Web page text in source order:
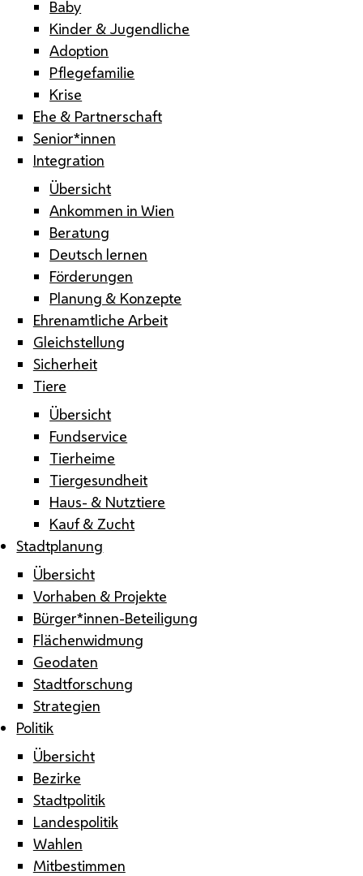
Baby
Kinder & Jugendliche
Adoption
Pflegefamilie
Krise
Ehe & Partnerschaft
Senior*innen
Integration
Übersicht
Ankommen in Wien
Beratung
Deutsch lernen
Förderungen
Planung & Konzepte
Ehrenamtliche Arbeit
Gleichstellung
Sicherheit
Tiere
Übersicht
Fundservice
Tierheime
Tiergesundheit
Haus- & Nutztiere
Kauf & Zucht
Stadtplanung
Übersicht
Vorhaben & Projekte
Bürger*innen-Beteiligung
Flächenwidmung
Geodaten
Stadtforschung
Strategien
Politik
Übersicht
Bezirke
Stadtpolitik
Landespolitik
Wahlen
Mitbestimmen